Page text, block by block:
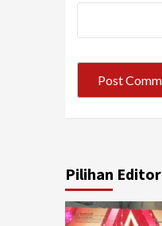
Pilihan Editor